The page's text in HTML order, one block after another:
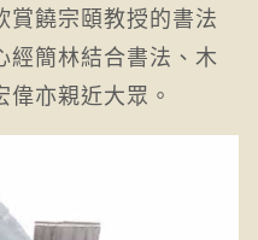
賞饒宗頤教授的書法
經簡林結合書法、木
亦親近大眾。